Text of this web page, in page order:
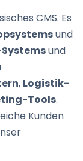
CMS. Es
und
und
, Logistik-
Tools.
Kunden